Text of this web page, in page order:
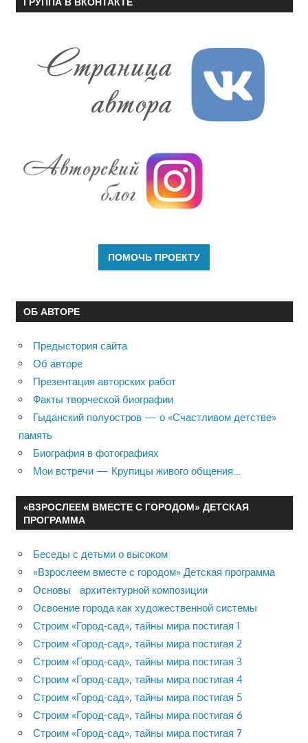
ОБ АВТОРЕ
Предыстория сайта
Об авторе
Презентация авторских работ
Факты творческой биографии
Гыданский полуостров — о «Счастливом детстве»
память
Биография в фотографиях
Мои встречи — Крупицы живого общения…
«ВЗРОСЛЕЕМ ВМЕСТЕ С ГОРОДОМ» ДЕТСКАЯ
ПРОГРАММА
Беседы с детьми о высоком
«Взрослеем вместе с городом» Детская программа
Основы архитектурной композиции
Освоение города как художественной системы
Строим «Город-сад», тайны мира постигая 1
Строим «Город-сад», тайны мира постигая 2
Строим «Город-сад», тайны мира постигая 3
Строим «Город-сад», тайны мира постигая 4
Строим «Город-сад», тайны мира постигая 5
Строим «Город-сад», тайны мира постигая 6
Строим «Город-сад», тайны мира постигая 7